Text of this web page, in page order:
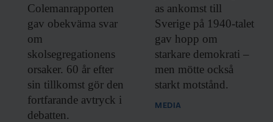
Colemanrapporten
gav obekväma svar
om
skolsegregationens
orsaker. 60 år efter
sin tillkomst gör den
fortfarande avtryck i
debatten.
as ankomst till
Sverige på 1940-talet
gav hopp om
starkare demokrati –
men mötte också
starkt motstånd.
MEDIA